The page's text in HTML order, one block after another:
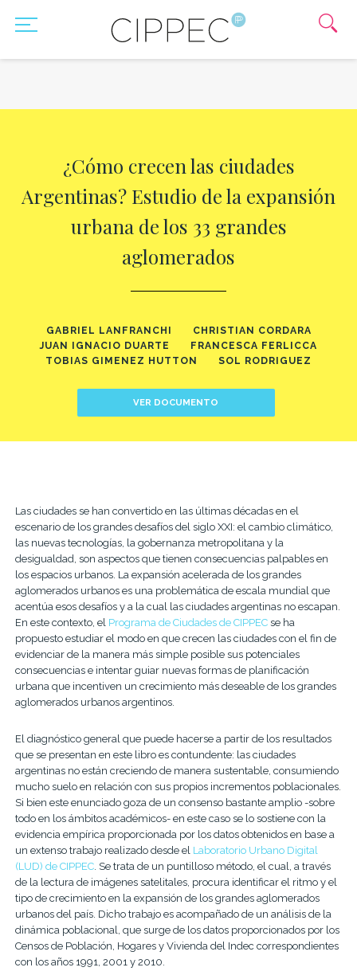
¿Cómo crecen las ciudades
Argentinas? Estudio de la expansión
urbana de los 33 grandes
aglomerados
GABRIEL LANFRANCHI
CHRISTIAN CORDARA
JUAN IGNACIO DUARTE
FRANCESCA FERLICCA
TOBIAS GIMENEZ HUTTON
SOL RODRIGUEZ
VER DOCUMENTO
Las ciudades se han convertido en las últimas décadas en el
escenario de los grandes desafíos del siglo XXI: el cambio climático,
las nuevas tecnologías, la gobernanza metropolitana y la
desigualdad, son aspectos que tienen consecuencias palpables en
los espacios urbanos. La expansión acelerada de los grandes
aglomerados urbanos es una problemática de escala mundial que
acentúa esos desafíos y a la cual las ciudades argentinas no escapan.
En este contexto, el Programa de Ciudades de CIPPECse ha
propuesto estudiar el modo en que crecen las ciudades con el fin de
evidenciar de la manera más simple posible sus potenciales
consecuencias e intentar guiar nuevas formas de planificación
urbana que incentiven un crecimiento más deseable de los grandes
aglomerados urbanos argentinos.
El diagnóstico general que puede hacerse a partir de los resultados
que se presentan en este libro es contundente: las ciudades
argentinas no están creciendo de manera sustentable, consumiendo
mucho suelo en relación con sus propios incrementos poblacionales.
Si bien este enunciado goza de un consenso bastante amplio -sobre
todo en los ámbitos académicos- en este caso se lo sostiene con la
evidencia empírica proporcionada por los datos obtenidos en base a
un extenso trabajo realizado desde el Laboratorio Urbano Digital
(LUD) de CIPPEC. Se trata de un puntilloso método, el cual, a través
de la lectura de imágenes satelitales, procura identificar el ritmo y el
tipo de crecimiento en la expansión de los grandes aglomerados
urbanos del país. Dicho trabajo es acompañado de un análisis de la
dinámica poblacional, que surge de los datos proporcionados por los
Censos de Población, Hogares y Vivienda del Indec correspondientes
con los años 1991, 2001 y 2010.